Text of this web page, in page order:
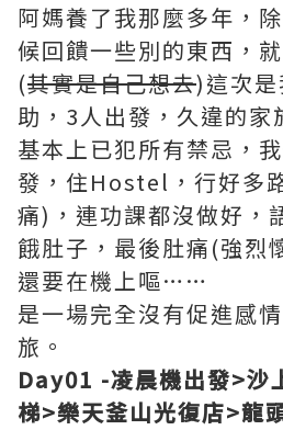
阿媽養了我那麼多年，
候回饋一些別的東西，
(其實是自己想去)這次
助，3人出發，久違的家
基本上已犯所有禁忌，
發，住Hostel，行好多
痛)，連功課都沒做好，
餓肚子，最後肚痛(強烈
還要在機上嘔……
是一場完全沒有促進感
旅。
Day01 -凌晨機出發>沙
梯>樂天釜山光復店>龍